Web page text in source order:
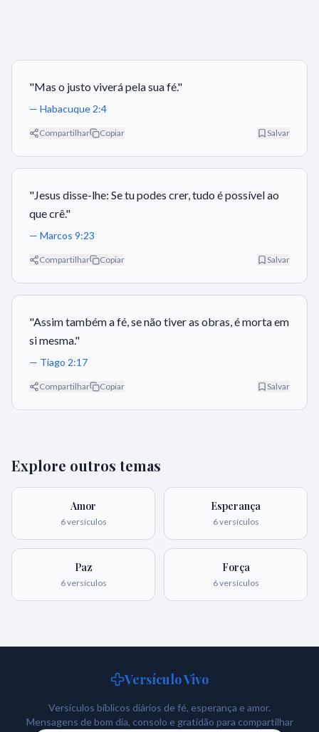
"Mas o justo viverá pela sua fé."
— Habacuque 2:4
Compartilhar Copiar Salvar
"Jesus disse-lhe: Se tu podes crer, tudo é possível ao
que crê."
— Marcos 9:23
Compartilhar Copiar Salvar
"Assim também a fé, se não tiver as obras, é morta em
si mesma."
— Tiago 2:17
Compartilhar Copiar Salvar
Explore outros temas
Amor
6versículos
Esperança
6versículos
Paz
6versículos
Força
6versículos
Versículo Vivo
Versículos bíblicos diários de fé, esperança e amor.
Mensagens de bom dia, consolo e gratidão para compartilhar